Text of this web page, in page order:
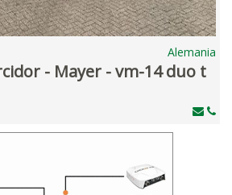
Alemania
- Mayer - vm-14 duo t